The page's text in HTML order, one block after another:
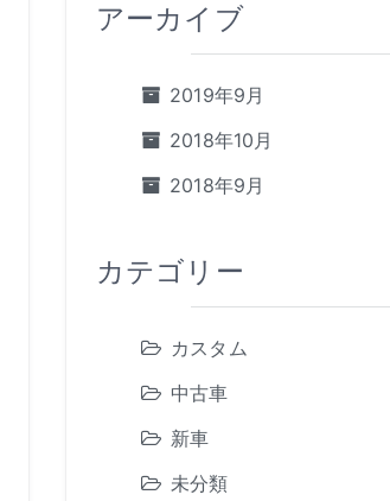
アーカイブ
2019年9月
2018年10月
2018年9月
カテゴリー
カスタム
中古車
新車
未分類